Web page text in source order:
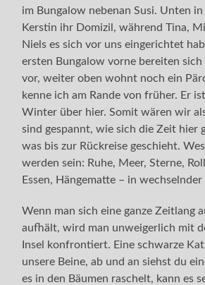
im Bungalow nebenan Susi. Unten
Kerstin ihr Domizil, während Tina,
Niels es sich vor uns eingerichtet
ersten Bungalow vorne bereiten sich
vor, weiter oben wohnt noch ein
kenne ich am Rande von früher. Er
Winter über hier. Somit wären wir
sind gespannt, wie sich die Zeit hier
was bis zur Rückreise geschieht.
werden sein: Ruhe, Meer, Sterne,
Essen, Hängematte – in wechselnder
Wenn man sich eine ganze Zeitlang
aufhält, wird man unweigerlich mit
Insel konfrontiert. Eine schwarze
unsere Beine, ab und an siehst du
es in den Bäumen raschelt, kann es